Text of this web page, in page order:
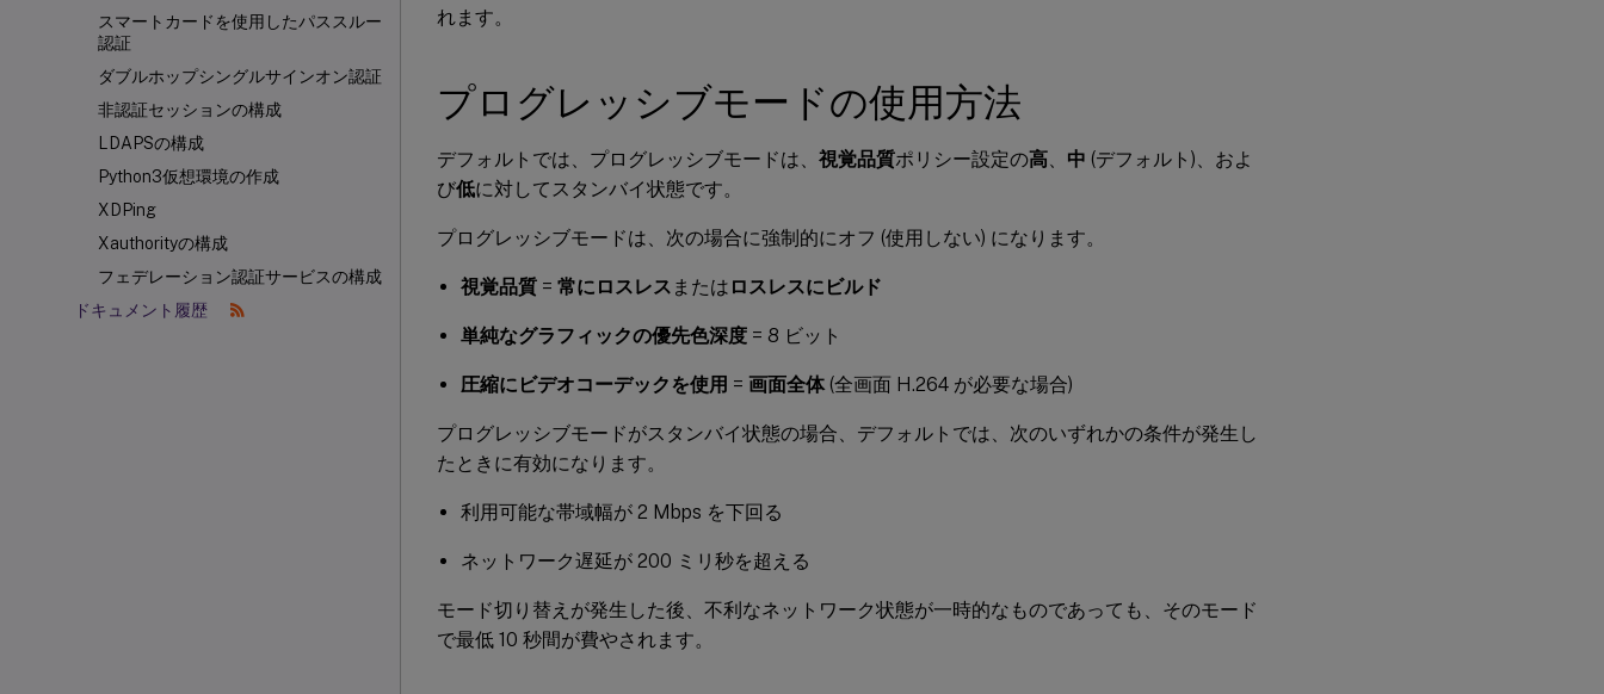
スマートカードを使用したパススルー
認証
ダブルホップシングルサインオン認証
非認証セッションの構成
LDAPSの構成
Python3仮想環境の作成
XDPing
Xauthorityの構成
フェデレーション認証サービスの構成
ドキュメント履歴
れます。
プログレッシブモードの使用方法
デフォルトでは、プログレッシブモードは、 視覚品質ポリシー設定の高 中 (デフォルト)、およ
び低に対してスタンバイ状態です。
プログレッシブモードは、次の場合に強制的にオフ (使用しない) になります。
視覚品質 = 常にロスレス または ロスレスにビルド
単純なグラフィックの優先色深度 = 8 ビット
圧縮にビデオコーデックを使用 = 画面全体(全画面 H.264 が必要な場合)
プログレッシブモードがスタンバイ状態の場合、デフォルトでは、次のいずれかの条件が発生し
たときに有効になります。
利用可能な帯域幅が 2 Mbps を下回る
ネットワーク遅延が 200 ミリ秒を超える
モード切り替えが発生した後、不利なネットワーク状態が一時的なものであっても、そのモード
で最低 10 秒間が費やされます。